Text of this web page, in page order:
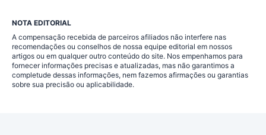
NOTA EDITORIAL
A compensação recebida de parceiros afiliados não interfere nas
recomendações ou conselhos de nossa equipe editorial em nossos
artigos ou em qualquer outro conteúdo do site. Nos empenhamos para
fornecer informações precisas e atualizadas, mas não garantimos a
completude dessas informações, nem fazemos afirmações ou garantias
sobre sua precisão ou aplicabilidade.